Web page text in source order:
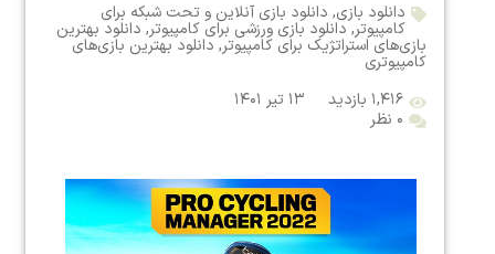
دانلود بازی, دانلود بازی آنلاین و تحت شبکه برای
کامپیوتر, دانلود بازی ورزشی برای کامپیوتر, دانلود بهترین
بازی‌های استراتژیک برای کامپیوتر, دانلود بهترین بازی‌های
کامپیوتری
۱,۴۱۶ بازدید
۱۳ تیر ۱۴۰۱
۰ نظر